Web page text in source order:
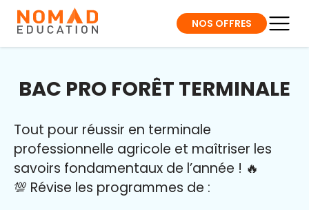
NOS OFFRES
BAC PRO FORÊT TERMINALE
Tout pour réussir en terminale
professionnelle agricole et maîtriser les
savoirs fondamentaux de l’année ! 🔥
💯 Révise les programmes de :